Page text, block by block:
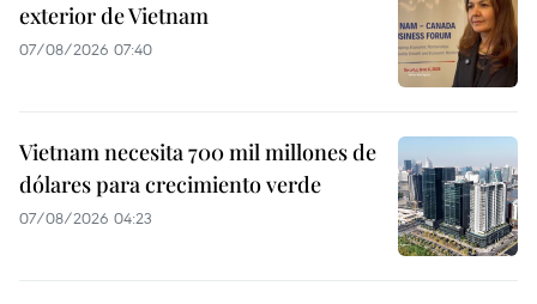
exterior de Vietnam
07/08/2026 07:40
Vietnam necesita 700 mil millones de
dólares para crecimiento verde
07/08/2026 04:23